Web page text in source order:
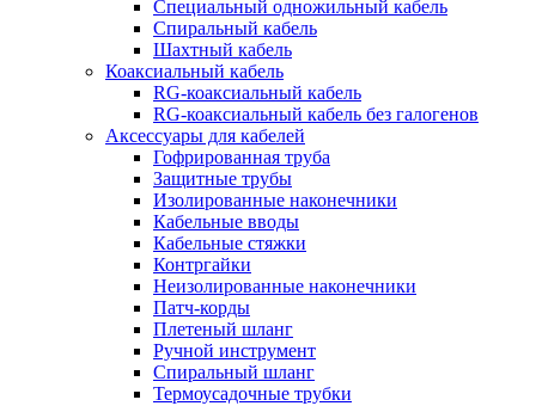
Специальный одножильный кабель
Спиральный кабель
Шахтный кабель
Коаксиальный кабель
RG-коаксиальный кабель
RG-коаксиальный кабель без галогенов
Аксессуары для кабелей
Гофрированная труба
Защитные трубы
Изолированные наконечники
Кабельные вводы
Кабельные стяжки
Контргайки
Неизолированные наконечники
Патч-корды
Плетеный шланг
Ручной инструмент
Спиральный шланг
Термоусадочные трубки